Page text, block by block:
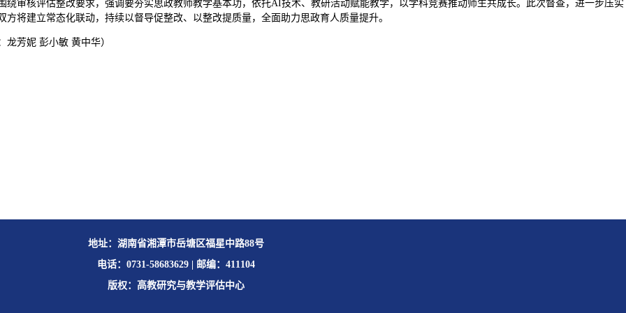
绕审核评估整改要求，强调要夯实思政教师教学基本功，依托AI技术、教研活动赋能教学，以学科竞赛推动师生共成长。此次督查，进一步压实
方将建立常态化联动，持续以督导促整改、以整改提质量，全面助力思政育人质量提升。
龙芳妮 彭小敏 黄中华）
地址：湖南省湘潭市岳塘区福星中路88号
电话：0731-58683629 | 邮编：411104
版权：高教研究与教学评估中心